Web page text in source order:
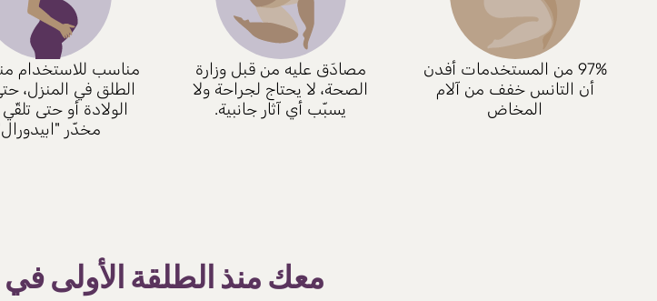
97% من المستخدمات أفدن
أن التانس خفف من آلام
المخاض
مصادَق عليه من قبل وزارة
الصحة، لا يحتاج لجراحة ولا
يسبّب أي آثار جانبية.
مناسب للاستخدام
الطلق في المنزل،
الولادة أو حتى
مخدّر
معك منذ الطلقة الأولى في